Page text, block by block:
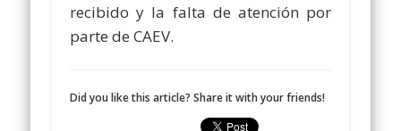
recibido y la falta de atención por
parte de CAEV.
Did you like this article? Share it with your friends!